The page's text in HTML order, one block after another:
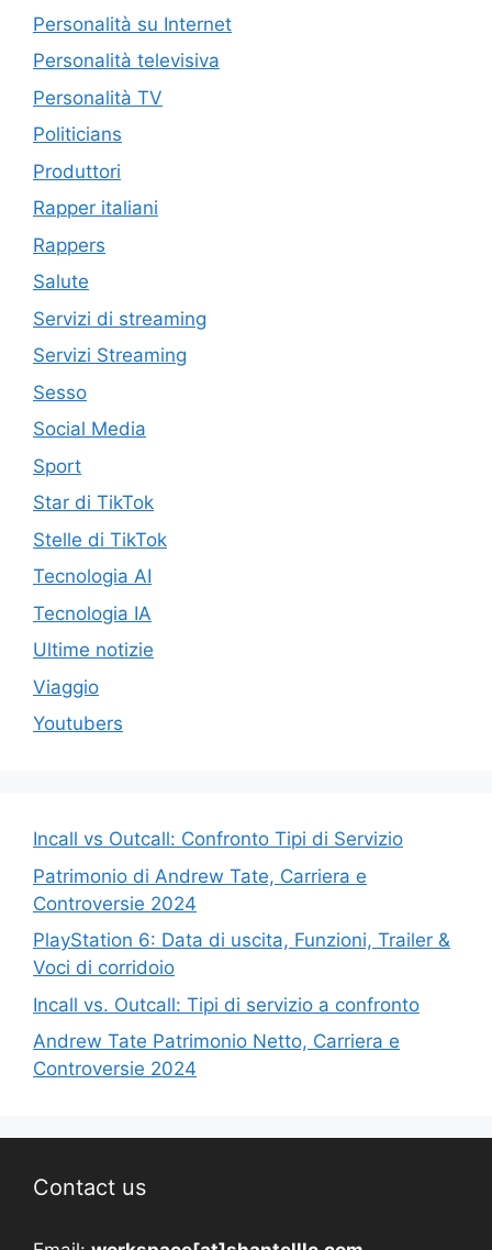
Personalità su Internet
Personalità televisiva
Personalità TV
Politicians
Produttori
Rapper italiani
Rappers
Salute
Servizi di streaming
Servizi Streaming
Sesso
Social Media
Sport
Star di TikTok
Stelle di TikTok
Tecnologia AI
Tecnologia IA
Ultime notizie
Viaggio
Youtubers
Incall vs Outcall: Confronto Tipi di Servizio
Patrimonio di Andrew Tate, Carriera e
Controversie 2024
PlayStation 6: Data di uscita, Funzioni, Trailer &
Voci di corridoio
Incall vs. Outcall: Tipi di servizio a confronto
Andrew Tate Patrimonio Netto, Carriera e
Controversie 2024
Contact us